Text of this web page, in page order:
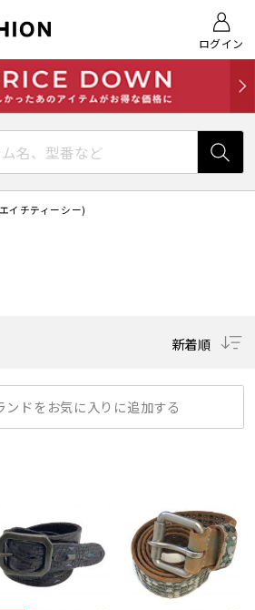
ログイン
イチティーシー)
新着順
ンドをお気に入りに追加する